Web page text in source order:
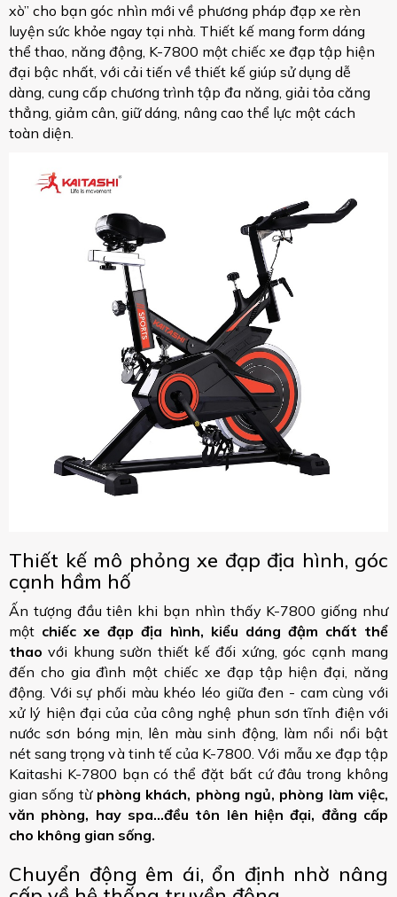
xò” cho bạn góc nhìn mới về phương pháp đạp xe rèn
luyện sức khỏe ngay tại nhà. Thiết kế mang form dáng
thể thao, năng động, K-7800 một chiếc xe đạp tập hiện
đại bậc nhất, với cải tiến về thiết kế giúp sử dụng dễ
dàng, cung cấp chương trình tập đa năng, giải tỏa căng
thẳng, giảm cân, giữ dáng, nâng cao thể lực một cách
toàn diện.
Thiết kế mô phỏng xe đạp địa hình, góc
cạnh hầm hố
Ấn tượng đầu tiên khi bạn nhìn thấy K-7800 giống như
một chiếc xe đạp địa hình, kiểu dáng đậm chất thể
thao với khung sườn thiết kế đối xứng, góc cạnh mang
đến cho gia đình một chiếc xe đạp tập hiện đại, năng
động. Với sự phối màu khéo léo giữa đen - cam cùng với
xử lý hiện đại của của công nghệ phun sơn tĩnh điện với
nước sơn bóng mịn, lên màu sinh động, làm nổi nổi bật
nét sang trọng và tinh tế của K-7800. Với mẫu xe đạp tập
Kaitashi K-7800 bạn có thể đặt bất cứ đâu trong không
gian sống từ phòng khách, phòng ngủ, phòng làm việc,
văn phòng, hay spa...đều tôn lên hiện đại, đẳng cấp
cho không gian sống.
Chuyển động êm ái, ổn định nhờ nâng